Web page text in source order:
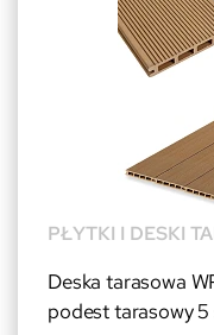
PŁYTKI I DESKI
Deska tarasowa
podest tarasowy 5